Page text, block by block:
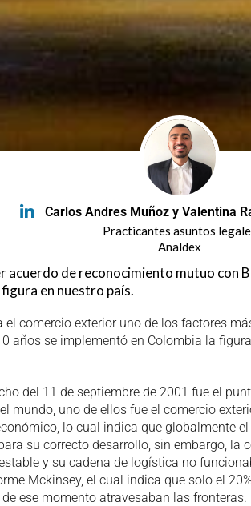
Carlos Andres Muñoz y Valentina
Practicantes asuntos
Analdex
acuerdo de reconocimiento mutuo con
en nuestro país.
el comercio exterior uno de los factores
años se implementó en Colombia la
del 11 de septiembre de 2001 fue el
mundo, uno de ellos fue el comercio
lo cual indica que globalmente
su correcto desarrollo, sin embargo, la
y su cadena de logística no
Mckinsey, el cual indica que solo el
ese momento atravesaban las fronteras.